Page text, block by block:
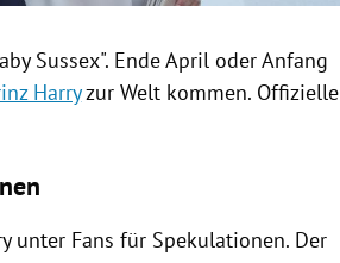
Sussex". Ende April oder Anfang
Harryzur Welt kommen. Offizielle
unter Fans für Spekulationen. Der